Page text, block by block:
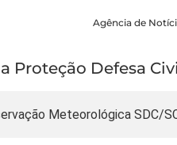
Agência de
Proteção Defesa
Meteorológica SDC/